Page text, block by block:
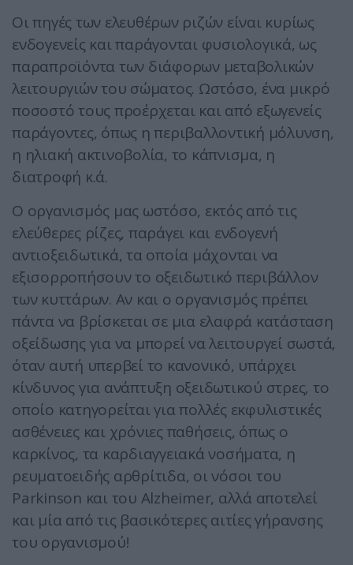
Οι πηγές των ελευθέρων ριζών είναι κυρίως
ενδογενείς και παράγονται φυσιολογικά, ως
παραπροϊόντα των διάφορων μεταβολικών
λειτουργιών του σώματος. Ωστόσο, ένα μικρό
ποσοστό τους προέρχεται και από εξωγενείς
παράγοντες, όπως η περιβαλλοντική μόλυνση,
η ηλιακή ακτινοβολία, το κάπνισμα, η
διατροφή κ.ά.
Ο οργανισμός μας ωστόσο, εκτός από τις
ελεύθερες ρίζες, παράγει και ενδογενή
αντιοξειδωτικά, τα οποία μάχονται να
εξισορροπήσουν το οξειδωτικό περιβάλλον
των κυττάρων. Αν και ο οργανισμός πρέπει
πάντα να βρίσκεται σε μια ελαφρά κατάσταση
οξείδωσης για να μπορεί να λειτουργεί σωστά,
όταν αυτή υπερβεί το κανονικό, υπάρχει
κίνδυνος για ανάπτυξη οξειδωτικού στρες, το
οποίο κατηγορείται για πολλές εκφυλιστικές
ασθένειες και χρόνιες παθήσεις, όπως ο
καρκίνος, τα καρδιαγγειακά νοσήματα, η
ρευματοειδής αρθρίτιδα, οι νόσοι του
Parkinson και του Alzheimer, αλλά αποτελεί
και μία από τις βασικότερες αιτίες γήρανσης
του οργανισμού!